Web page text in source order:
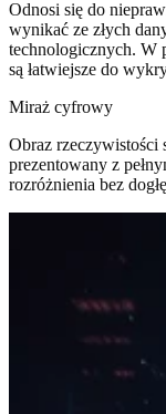
Odnosi się do
wynikać ze złych
technologicznych. W
są łatwiejsze do
Miraż cyfrowy
Obraz rzeczywistości
prezentowany z
rozróżnienia bez